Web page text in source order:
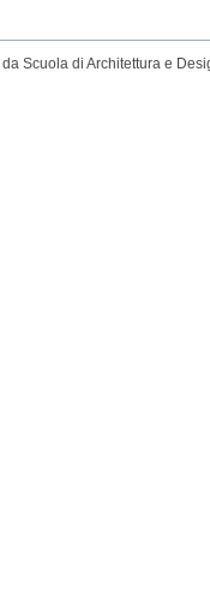
Scuola di Architettura e